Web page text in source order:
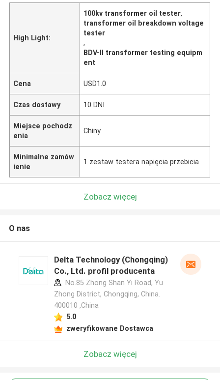
High Light:
100kv transformer oil tester,
transformer oil breakdown voltage
tester
,
BDV-II transformer testing equipm
ent
Cena USD1.0
Czas dostawy 10 DNI
Miejsce pochodz
enia
Chiny
Minimalne zamów
ienie
1 zestaw testera napięcia przebicia
Zobacz więcej
O nas
Delta Technology (Chongqing)
Co., Ltd. profil producenta
No.85 Zhong Shan Yi Road, Yu
Zhong District, Chongqing, China.
400010 ,China
5.0
zweryfikowane Dostawca
Zobacz więcej